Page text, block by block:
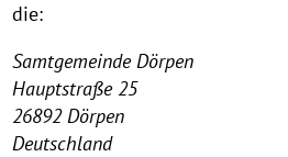
die:
Samtgemeinde Dörpen
Hauptstraße 25
26892 Dörpen
Deutschland